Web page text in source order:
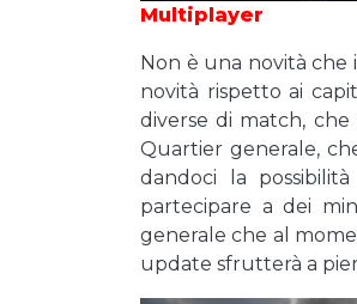
Multiplayer
Non è una novità che
novità rispetto ai
diverse di match, che
Quartier generale,
dandoci la
partecipare a dei
generale che al
update sfrutterà a